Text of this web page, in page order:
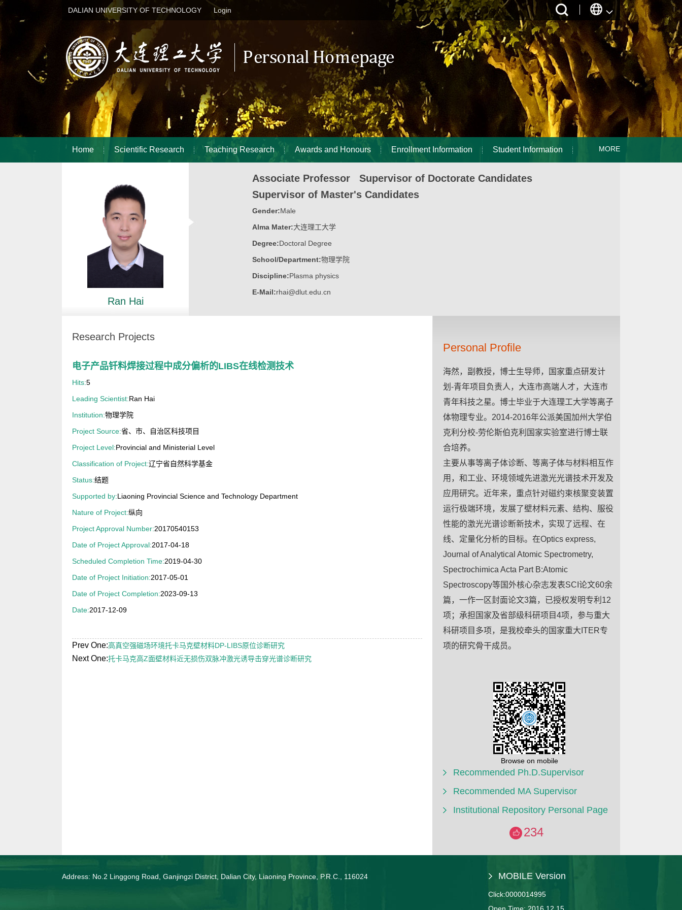
DALIAN UNIVERSITY OF TECHNOLOGY Login
Home Scientific Research Teaching Research Awards and Honours Enrollment Information Student Information MORE
Ran Hai
Associate Professor Supervisor of Doctorate Candidates
Supervisor of Master's Candidates
Gender:Male
Alma Mater:大连理工大学
Degree:Doctoral Degree
School/Department:物理学院
Discipline:Plasma physics
E-Mail:rhai@dlut.edu.cn
Research Projects
电子产品钎料焊接过程中成分偏析的LIBS在线检测技术
Hits:5
Leading Scientist:Ran Hai
Institution:物理学院
Project Source:省、市、自治区科技项目
Project Level:Provincial and Ministerial Level
Classification of Project:辽宁省自然科学基金
Status:结题
Supported by:Liaoning Provincial Science and Technology Department
Nature of Project:纵向
Project Approval Number:20170540153
Date of Project Approval:2017-04-18
Scheduled Completion Time:2019-04-30
Date of Project Initiation:2017-05-01
Date of Project Completion:2023-09-13
Date:2017-12-09
Prev One:高真空强磁场环境托卡马克壁材料DP-LIBS原位诊断研究
Next One:托卡马克高Z面壁材料近无损伤双脉冲激光诱导击穿光谱诊断研究
Personal Profile
海然，副教授，博士生导师，国家重点研发计
划-青年项目负责人，大连市高端人才，大连市
青年科技之星。博士毕业于大连理工大学等离子
体物理专业。2014-2016年公派美国加州大学伯
克利分校-劳伦斯伯克利国家实验室进行博士联
合培养。
主要从事等离子体诊断、等离子体与材料相互作
用，和工业、环境领域先进激光光谱技术开发及
应用研究。近年来，重点针对磁约束核聚变装置
运行极端环境，发展了壁材料元素、结构、服役
性能的激光光谱诊断新技术，实现了远程、在
线、定量化分析的目标。在Optics express,
Journal of Analytical Atomic Spectrometry,
Spectrochimica Acta Part B:Atomic
Spectroscopy等国外核心杂志发表SCI论文60余
篇，一作一区封面论文3篇，已授权发明专利12
项；承担国家及省部级科研项目4项，参与重大
科研项目多项，是我校牵头的国家重大ITER专
项的研究骨干成员。
Browse on mobile
Recommended Ph.D.Supervisor
Recommended MA Supervisor
Institutional Repository Personal Page
234
Address: No.2 Linggong Road, Ganjingzi District, Dalian City, Liaoning Province, P.R.C., 116024 MOBILE Version
Click:0000014995